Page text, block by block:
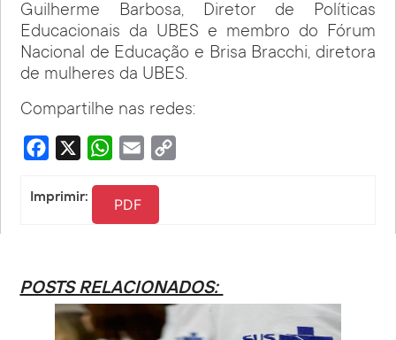
Guilherme Barbosa, Diretor de Políticas
Educacionais da UBES e membro do Fórum
Nacional de Educação e Brisa Bracchi, diretora
de mulheres da UBES.
Compartilhe nas redes:
Facebook WhatsApp
Email
Imprimir: PDF
POSTS RELACIONADOS: